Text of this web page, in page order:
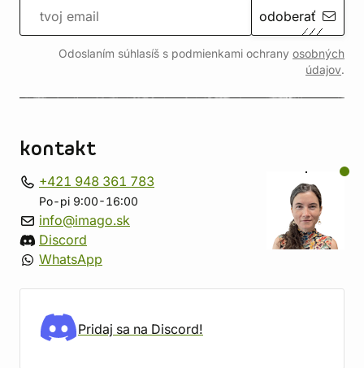
odoberať
Odoslaním súhlasíš s podmienkami ochrany osobných
údajov.
kontakt
+421 948 361 783
Po-pi 9:00-16:00
info@imago.sk
Discord
WhatsApp
Pridaj sa na Discord!